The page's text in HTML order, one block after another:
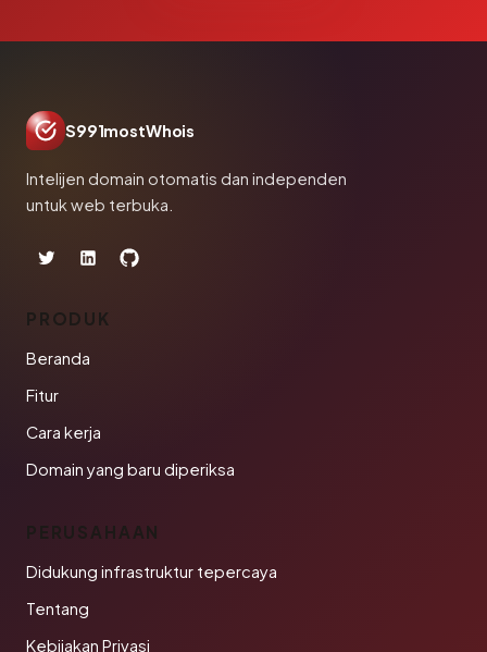
S991mostWhois
Intelijen domain otomatis dan independen
untuk web terbuka.
PRODUK
Beranda
Fitur
Cara kerja
Domain yang baru diperiksa
PERUSAHAAN
Didukung infrastruktur tepercaya
Tentang
Kebijakan Privasi